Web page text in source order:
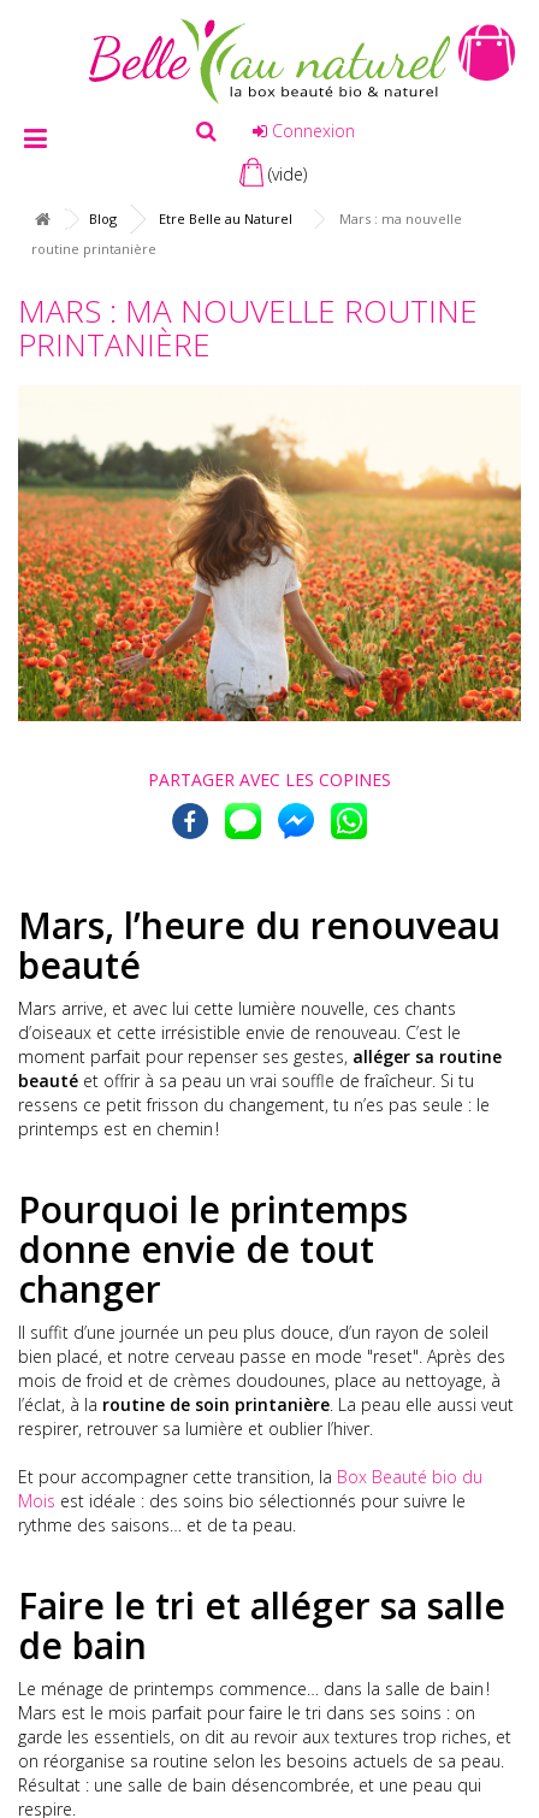
Connexion
(vide)
Blog Etre Belle au Naturel
Mars : ma nouvelle
routine printanière
MARS : MA NOUVELLE ROUTINE
PRINTANIÈRE
PARTAGER AVEC LES COPINES
Mars, l’heure du renouveau
beauté
Mars arrive, et avec lui cette lumière nouvelle, ces chants
d’oiseaux et cette irrésistible envie de renouveau. C’est le
moment parfait pour repenser ses gestes, alléger sa routine
beauté et offrir à sa peau un vrai souffle de fraîcheur. Si tu
ressens ce petit frisson du changement, tu n’es pas seule : le
printemps est en chemin !
Pourquoi le printemps
donne envie de tout
changer
Il suffit d’une journée un peu plus douce, d’un rayon de soleil
bien placé, et notre cerveau passe en mode "reset". Après des
mois de froid et de crèmes doudounes, place au nettoyage, à
l’éclat, à la routine de soin printanière . La peau elle aussi veut
respirer, retrouver sa lumière et oublier l’hiver.
Et pour accompagner cette transition, la Box Beauté bio du
Mois est idéale : des soins bio sélectionnés pour suivre le
rythme des saisons… et de ta peau.
Faire le tri et alléger sa salle
de bain
Le ménage de printemps commence… dans la salle de bain !
Mars est le mois parfait pour faire le tri dans ses soins : on
garde les essentiels, on dit au revoir aux textures trop riches, et
on réorganise sa routine selon les besoins actuels de sa peau.
Résultat : une salle de bain désencombrée, et une peau qui
respire.